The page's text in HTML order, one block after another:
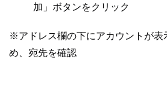
加」ボタンをクリック
※アドレス欄の下にアカウントが表
め、宛先を確認